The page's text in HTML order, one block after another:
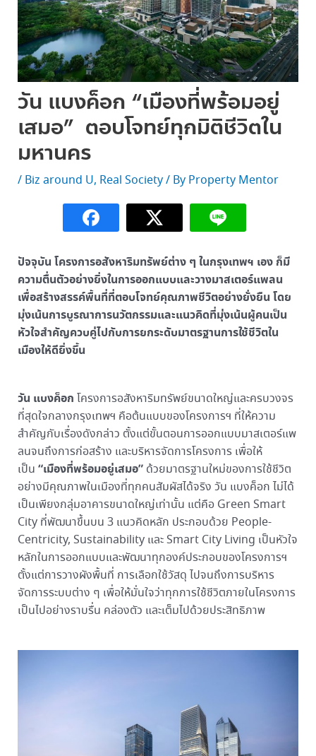
วัน แบงค็อก “เมืองที่พร้อมอยู่
เสมอ” ตอบโจทย์ทุกมิติชีวิตใน
มหานคร
/ Biz around U, Real Society/ By Property Mentor
ปัจจุบัน โครงการอสังหาริมทรัพย์ต่าง ๆ ในกรุงเทพฯ เอง ก็มี
ความตื่นตัวอย่างยิ่งในการออกแบบและวางมาสเตอร์แพลน
เพื่อสร้างสรรค์พื้นที่ที่ตอบโจทย์คุณภาพชีวิตอย่างยั่งยืน โดย
มุ่งเน้นการบูรณาการนวัตกรรมและแนวคิดที่มุ่งเน้นผู้คนเป็น
หัวใจสำคัญควบคู่ไปกับการยกระดับมาตรฐานการใช้ชีวิตใน
เมืองให้ดียิ่งขึ้น
วัน แบงค็อก โครงการอสังหาริมทรัพย์ขนาดใหญ่และครบวงจร
ที่สุดใจกลางกรุงเทพฯ คือต้นแบบของโครงการฯ ที่ให้ความ
สำคัญกับเรื่องดังกล่าว ตั้งแต่ขั้นตอนการออกแบบมาสเตอร์แพ
ลนจนถึงการก่อสร้าง และบริหารจัดการโครงการ เพื่อให้
เป็น “เมืองที่พร้อมอยู่เสมอ”ด้วยมาตรฐานใหม่ของการใช้ชีวิต
อย่างมีคุณภาพในเมืองที่ทุกคนสัมผัสได้จริง วัน แบงค็อก ไม่ได้
เป็นเพียงกลุ่มอาคารขนาดใหญ่เท่านั้น แต่คือ Green Smart
City ที่พัฒนาขึ้นบน 3 แนวคิดหลัก ประกอบด้วย People-
Centricity, Sustainability และ Smart City Living เป็นหัวใจ
หลักในการออกแบบและพัฒนาทุกองค์ประกอบของโครงการฯ
ตั้งแต่การวางผังพื้นที่ การเลือกใช้วัสดุ ไปจนถึงการบริหาร
จัดการระบบต่าง ๆ เพื่อให้มั่นใจว่าทุกการใช้ชีวิตภายในโครงการ
เป็นไปอย่างราบรื่น คล่องตัว และเต็มไปด้วยประสิทธิภาพ